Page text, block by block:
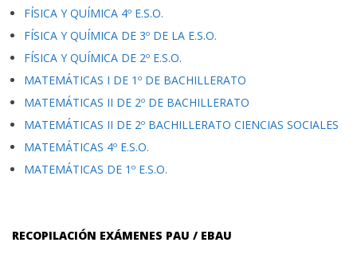
FÍSICA Y QUÍMICA 4º E.S.O.
FÍSICA Y QUÍMICA DE 3º DE LA E.S.O.
FÍSICA Y QUÍMICA DE 2º E.S.O.
MATEMÁTICAS I DE 1º DE BACHILLERATO
MATEMÁTICAS II DE 2º DE BACHILLERATO
MATEMÁTICAS II DE 2º BACHILLERATO CIENCIAS SOCIALES
MATEMÁTICAS 4º E.S.O.
MATEMÁTICAS DE 1º E.S.O.
RECOPILACIÓN EXÁMENES PAU / EBAU